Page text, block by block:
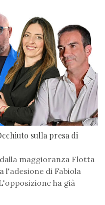
sulla presa di
maggioranza Flotta
l'adesione di Fabiola
ha già